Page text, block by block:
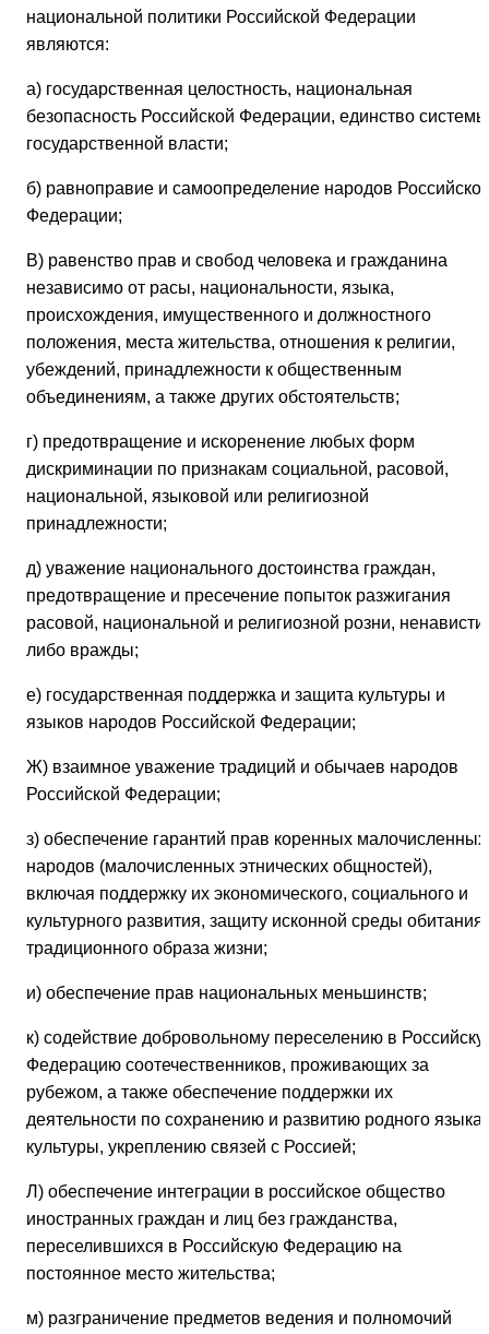
национальной политики Российской Федерации
являются:
а) государственная целостность, национальная
безопасность Российской Федерации, единство системы
государственной власти;
б) равноправие и самоопределение народов
Федерации;
В) равенство прав и свобод человека и гражданина
независимо от расы, национальности, языка,
происхождения, имущественного и должностного
положения, места жительства, отношения к религии,
убеждений, принадлежности к общественным
объединениям, а также других обстоятельств;
г) предотвращение и искоренение любых форм
дискриминации по признакам социальной, расовой,
национальной, языковой или религиозной
принадлежности;
д) уважение национального достоинства граждан,
предотвращение и пресечение попыток разжигания
расовой, национальной и религиозной розни, ненависти
либо вражды;
е) государственная поддержка и защита культуры и
языков народов Российской Федерации;
Ж) взаимное уважение традиций и обычаев народов
Российской Федерации;
з) обеспечение гарантий прав коренных малочисленных
народов (малочисленных этнических общностей),
включая поддержку их экономического, социального и
культурного развития, защиту исконной среды обитания
традиционного образа жизни;
и) обеспечение прав национальных меньшинств;
к) содействие добровольному переселению в
Федерацию соотечественников, проживающих за
рубежом, а также обеспечение поддержки их
деятельности по сохранению и развитию родного языка
культуры, укреплению связей с Россией;
Л) обеспечение интеграции в российское общество
иностранных граждан и лиц без гражданства,
переселившихся в Российскую Федерацию на
постоянное место жительства;
м) разграничение предметов ведения и полномочий